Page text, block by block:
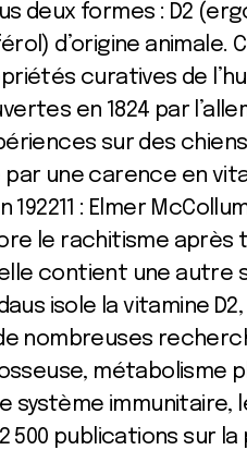
deux formes : D2
d’origine animale.
curatives de
en 1824 par
sur des
une carence en
: Elmer
le rachitisme
contient une autre
isole la vitamine
nombreuses
métabolisme
système immunitaire,
500 publications sur